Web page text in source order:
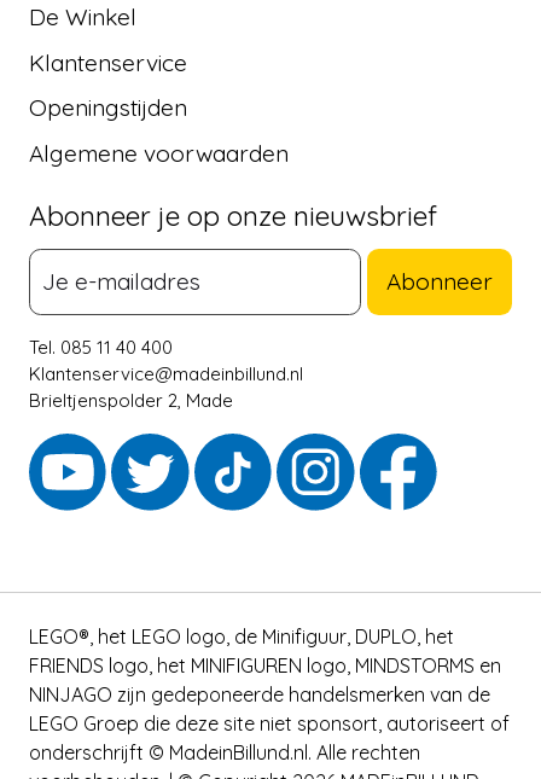
De Winkel
Klantenservice
Openingstijden
Algemene voorwaarden
Abonneer je op onze nieuwsbrief
Abonneer
Tel. 085 11 40 400
Klantenservice@madeinbillund.nl
Brieltjenspolder 2, Made
LEGO®, het LEGO logo, de Minifiguur, DUPLO, het
FRIENDS logo, het MINIFIGUREN logo, MINDSTORMS en
NINJAGO zijn gedeponeerde handelsmerken van de
LEGO Groep die deze site niet sponsort, autoriseert of
onderschrijft © MadeinBillund.nl. Alle rechten